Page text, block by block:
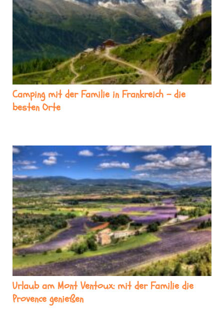
Camping mit der Familie in Frankreich – die
besten Orte
Urlaub am Mont Ventoux: mit der Familie die
Provence genießen